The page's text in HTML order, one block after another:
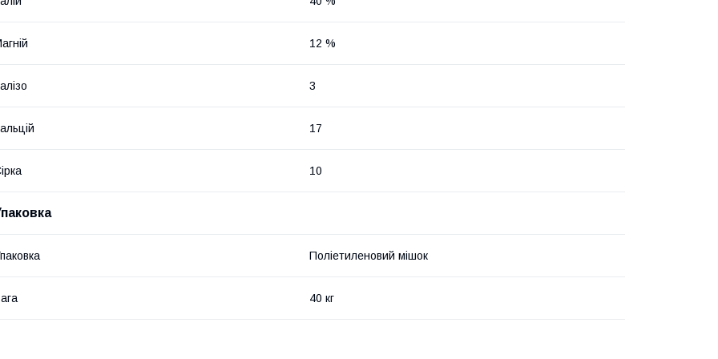
12 %
3
17
10
Поліетиленовий мішок
40 кг